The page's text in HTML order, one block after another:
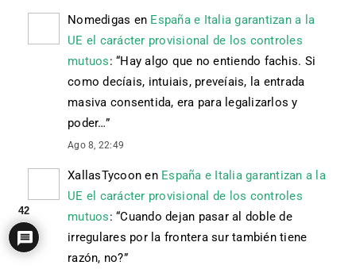
Nomedigas en España e Italia garantizan a la
UE el carácter provisional de los controles
mutuos: “Hay algo que no entiendo fachis. Si
como decíais, intuiais, preveíais, la entrada
masiva consentida, era para legalizarlos y
poder…”
Ago 8, 22:49
XallasTycoon en España e Italia garantizan a la
UE el carácter provisional de los controles
mutuos: “Cuando dejan pasar al doble de
irregulares por la frontera sur también tiene
razón, no?”
42